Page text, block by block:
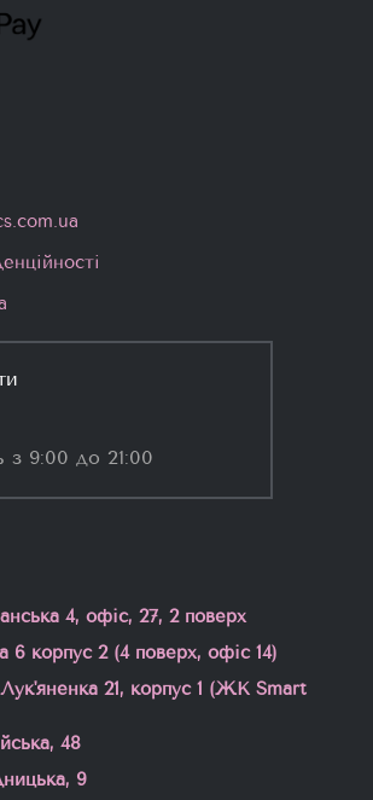
з 9:00 до 21:00
4, офіс, 27, 2 поверх
6 корпус 2 (4 поверх, офіс 14)
21, корпус 1 (ЖК Smart
48
9